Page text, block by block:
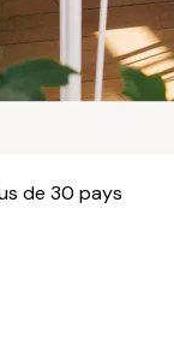
de 30 pays